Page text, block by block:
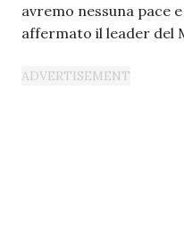
avremo nessuna pace
affermato il leader del